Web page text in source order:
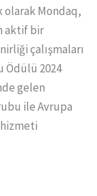
olarak Mondaq,
aktif bir
çalışmaları
Ödülü 2024
gelen
ile Avrupa